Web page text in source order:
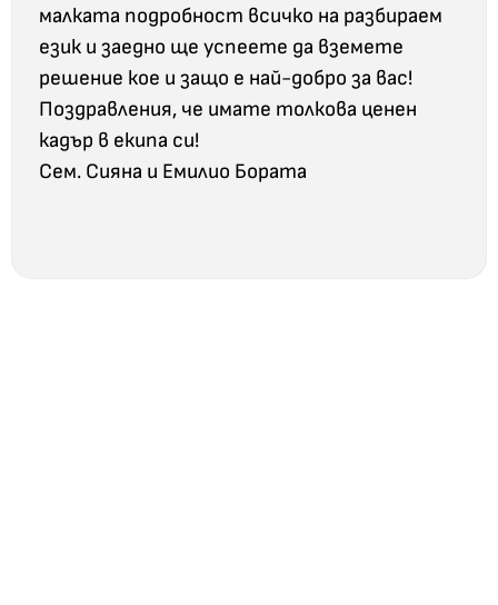
малката подробност всичко на разбираем
език и заедно ще успеете да вземете
решение кое и защо е най-добро за вас!
Поздравления, че имате толкова ценен
кадър в екипа си!
Сем. Сияна и Емилио Бората